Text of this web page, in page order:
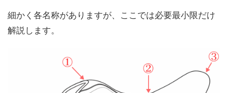
細かく各名称がありますが、ここでは必要最小限だけ
解説します。